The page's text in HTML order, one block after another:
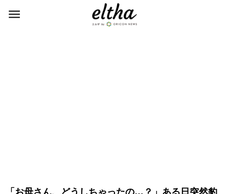
「お母さん、どうしちゃったの…？」ある日突然豹